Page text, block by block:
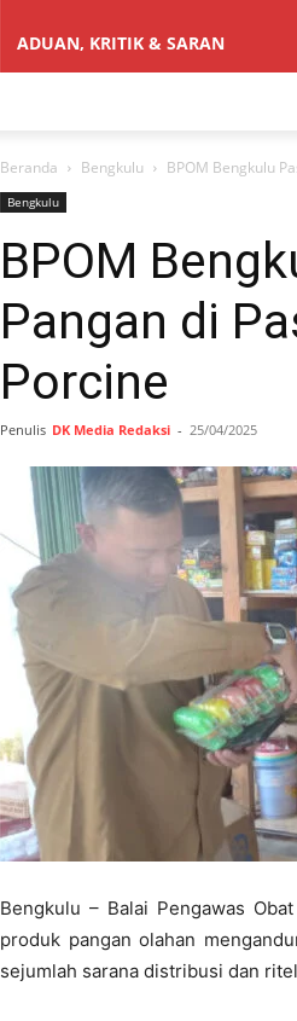
ADUAN, KRITIK & SARAN
Beranda Bengkulu BPOM Bengkulu
Bengkulu
BPOM
Pangan di
Porcine
Penulis DK Media Redaksi - 25/04/2025
Bengkulu – Balai Pengawas
produk pangan olahan
sejumlah sarana distribusi dan